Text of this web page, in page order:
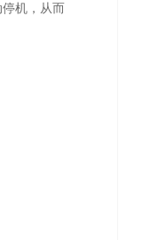
机，从而